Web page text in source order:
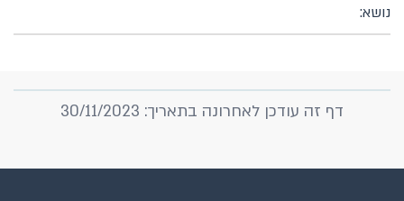
נושא:
דף זה עודכן לאחרונה בתאריך: 30/11/2023